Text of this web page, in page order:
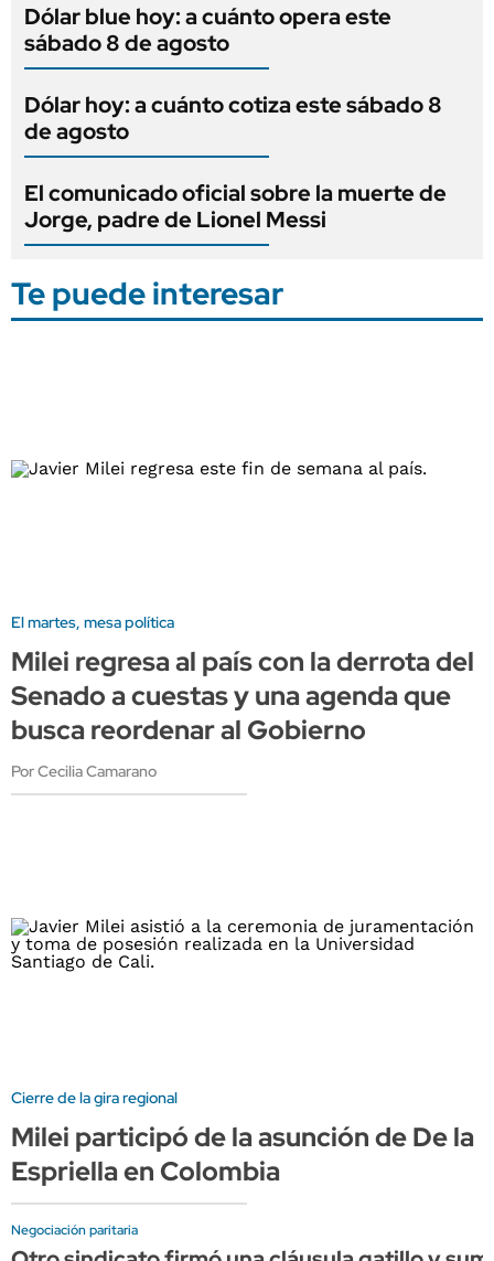
Dólar blue hoy: a cuánto opera este
sábado 8 de agosto
Dólar hoy: a cuánto cotiza este sábado 8
de agosto
El comunicado oficial sobre la muerte de
Jorge, padre de Lionel Messi
Te puede interesar
El martes, mesa política
Milei regresa al país con la derrota del
Senado a cuestas y una agenda que
busca reordenar al Gobierno
Por Cecilia Camarano
Cierre de la gira regional
Milei participó de la asunción de De la
Espriella en Colombia
Negociación paritaria